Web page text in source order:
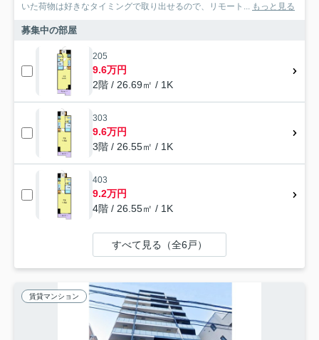
いた荷物は好きなタイミングで取り出せるので、リモート... もっと見る
募集中の部屋
205
9.6万円
2階 / 26.69㎡ / 1K
303
9.6万円
3階 / 26.55㎡ / 1K
403
9.2万円
4階 / 26.55㎡ / 1K
すべて見る（全6戸）
賃貸マンション